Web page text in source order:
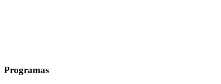
Programas